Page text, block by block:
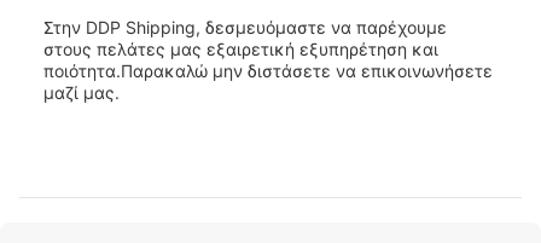
Στην DDP Shipping, δεσμευόμαστε να παρέχουμε
στους πελάτες μας εξαιρετική εξυπηρέτηση και
ποιότητα.Παρακαλώ μην διστάσετε να επικοινωνήσετε
μαζί μας.